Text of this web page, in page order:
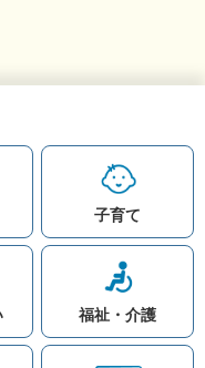
子育て
福祉・介護